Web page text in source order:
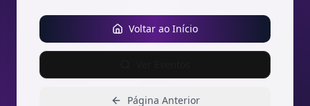
Voltar ao Início
Página Anterior